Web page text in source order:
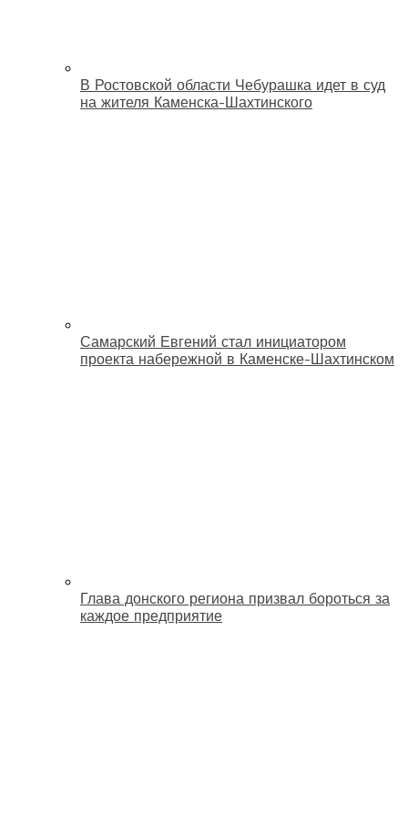
В Ростовской области Чебурашка идет в суд
на жителя Каменска-Шахтинского
Самарский Евгений стал инициатором
проекта набережной в Каменске-Шахтинском
Глава донского региона призвал бороться за
каждое предприятие